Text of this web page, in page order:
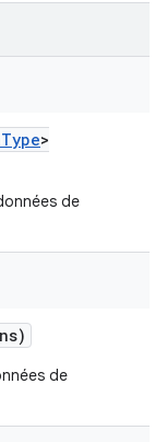
Type>
de
de